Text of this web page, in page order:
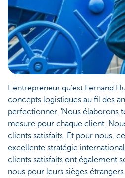
L'entrepreneur qu’est Fernand
concepts logistiques au fil des
perfectionner. 'Nous élaborons
mesure pour chaque client.
clients satisfaits. Et pour nous,
excellente stratégie
clients satisfaits ont également
nous pour leurs sièges